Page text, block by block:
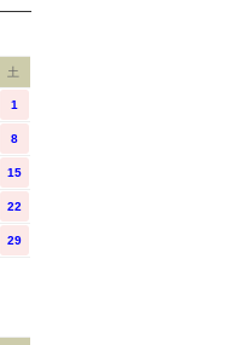
土
1
8
15
22
29